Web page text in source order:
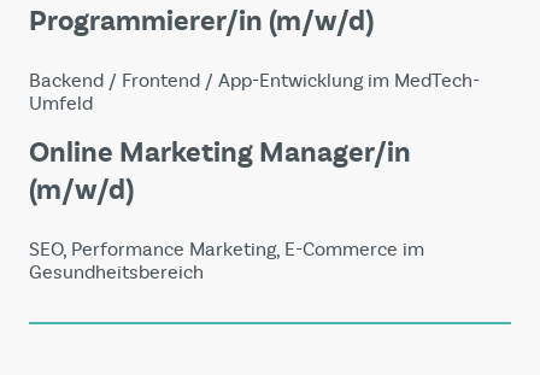
Programmierer/in (m/w/d)
Backend / Frontend / App-Entwicklung im MedTech-
Umfeld
Online Marketing Manager/in
(m/w/d)
SEO, Performance Marketing, E-Commerce im
Gesundheitsbereich